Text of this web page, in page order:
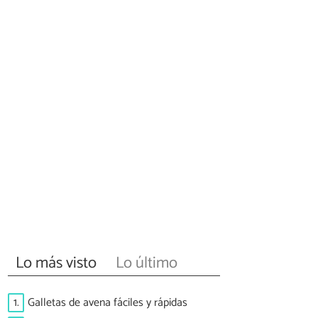
Lo más visto Lo último
1. Galletas de avena fáciles y rápidas